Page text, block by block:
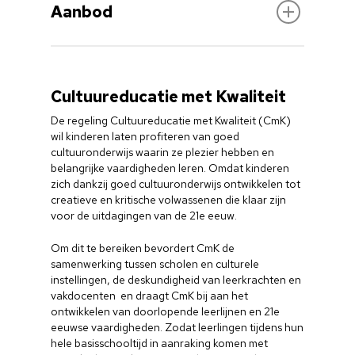
Nee, gelieve eerst aan te melden bij de CCPO-
medewerker en dan door te lopen tot aan de grijze
Hoe kan onze groep meedoen met Briels
Aanbod (Erfgoedspoor)?
De CCPO Brielle neemt hierover aan het begin van
het schooljaar contact op met de
contactpersonen Cultuur op school.
Hoe gaat de CCPO om met COVID 19
maatregelen?
scholen.
Hoe vrijblijvend is onze deelname aan niet-
facultatieve activiteiten?
Een heikele vraag. Eerlijk antwoord? Niet! De
schoolbesturen en Gemeente Brielle hebben zich
geconformeerd met de activiteiten van de CCPO.
Aanbod
Cultuureducatie met Kwaliteit
De regeling Cultuureducatie met Kwaliteit (CmK)
wil kinderen laten profiteren van goed
cultuuronderwijs waarin ze plezier hebben en
belangrijke vaardigheden leren. Omdat kinderen
zich dankzij goed cultuuronderwijs ontwikkelen tot
creatieve en kritische volwassenen die klaar zijn
voor de uitdagingen van de 21e eeuw.
Om dit te bereiken bevordert CmK de
samenwerking tussen scholen en culturele
instellingen, de deskundigheid van leerkrachten en
vakdocenten en draagt CmK bij aan het
ontwikkelen van doorlopende leerlijnen en 21e
eeuwse vaardigheden. Zodat leerlingen tijdens hun
hele basisschooltijd in aanraking komen met